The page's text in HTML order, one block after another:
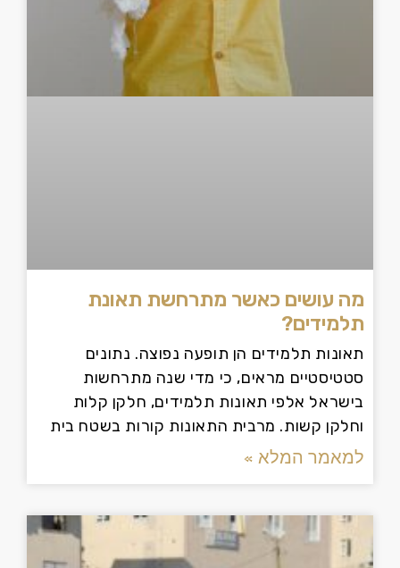
מה עושים כאשר מתרחשת תאונת
תלמידים?
תאונות תלמידים הן תופעה נפוצה. נתונים
סטטיסטיים מראים, כי מדי שנה מתרחשות
בישראל אלפי תאונות תלמידים, חלקן קלות
וחלקן קשות. מרבית התאונות קורות בשטח בית
למאמר המלא »